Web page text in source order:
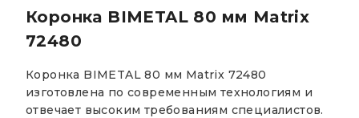
Коронка BIMETAL 80 мм Matrix
72480
Коронка BIMETAL 80 мм Matrix 72480
изготовлена по современным технологиям и
отвечает высоким требованиям специалистов.